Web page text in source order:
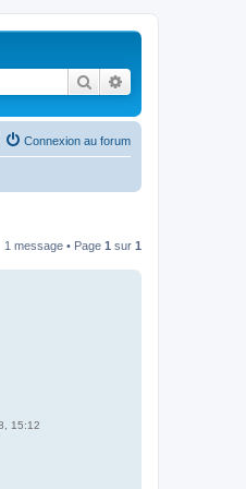
Rechercher
Connexion au forum
1 message • Page 1 sur 1
15:12